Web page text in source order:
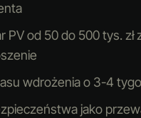
PV od 50 do 500 tys. zł
wdrożenia o 3-4
jako